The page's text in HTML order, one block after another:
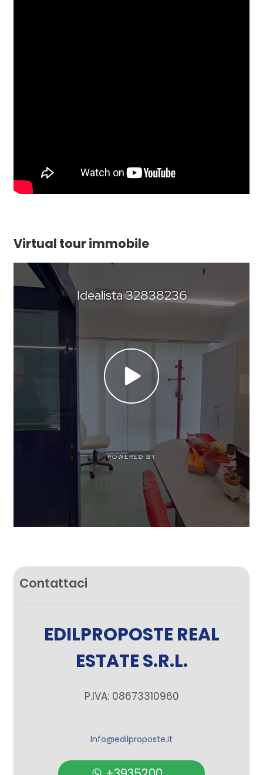
Virtual tour immobile
Contattaci
EDILPROPOSTE REAL
ESTATE S.R.L.
P.IVA: 08673310960
Info@edilproposte.it